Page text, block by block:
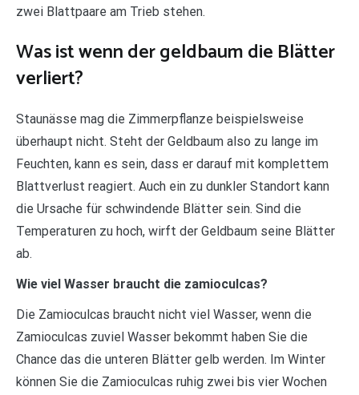
zwei Blattpaare am Trieb stehen.
Was ist wenn der geldbaum die Blätter
verliert?
Staunässe mag die Zimmerpflanze beispielsweise
überhaupt nicht. Steht der Geldbaum also zu lange im
Feuchten, kann es sein, dass er darauf mit komplettem
Blattverlust reagiert. Auch ein zu dunkler Standort kann
die Ursache für schwindende Blätter sein. Sind die
Temperaturen zu hoch, wirft der Geldbaum seine Blätter
ab.
Wie viel Wasser braucht die zamioculcas?
Die Zamioculcas braucht nicht viel Wasser, wenn die
Zamioculcas zuviel Wasser bekommt haben Sie die
Chance das die unteren Blätter gelb werden. Im Winter
können Sie die Zamioculcas ruhig zwei bis vier Wochen